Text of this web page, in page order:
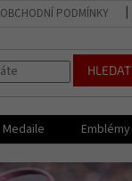
OBCHODNÍ PODMÍNKY
HLEDAT
Medaile Emblémy